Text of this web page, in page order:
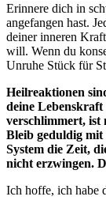
Erinnere dich in
angefangen hast.
deiner inneren
will. Wenn du
Unruhe Stück für
Heilreaktionen
deine
verschlimmert, ist
Bleib geduldig
System die Zeit,
nicht erzwingen.
Ich hoffe, ich habe